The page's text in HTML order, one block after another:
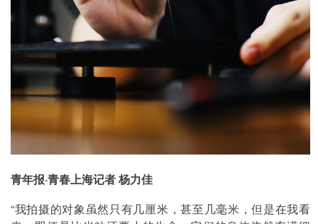
青年报·青春上海记者 杨力佳
“我拍摄的对象虽然只有几厘米，甚至几毫米，但是在我看